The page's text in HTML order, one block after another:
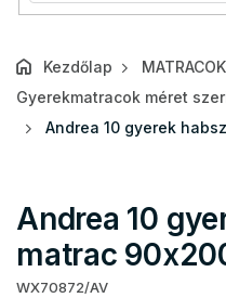
Kezdőlap MATRACOK
Gyerekmatracok méret
Andrea 10 gyerek
Andrea 10
matrac
WX70872/AV